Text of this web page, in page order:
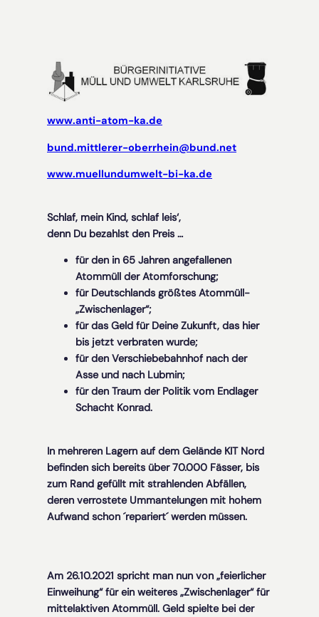
www.anti-atom-ka.de
bund.mittlerer-oberrhein@bund.net
www.muellundumwelt-bi-ka.de
Schlaf, mein Kind, schlaf leis‘,
denn Du bezahlst den Preis …
für den in 65 Jahren angefallenen
Atommüll der Atomforschung;
für Deutschlands größtes Atommüll-
„Zwischenlager“;
für das Geld für Deine Zukunft, das hier
bis jetzt verbraten wurde;
für den Verschiebebahnhof nach der
Asse und nach Lubmin;
für den Traum der Politik vom Endlager
Schacht Konrad.
In mehreren Lagern auf dem Gelände KIT Nord
befinden sich bereits über 70.000 Fässer, bis
zum Rand gefüllt mit strahlenden Abfällen,
deren verrostete Ummantelungen mit hohem
Aufwand schon ´repariert´ werden müssen.
Am 26.10.2021 spricht man nun von „feierlicher
Einweihung“ für ein weiteres „Zwischenlager“ für
mittelaktiven Atommüll. Geld spielte bei der